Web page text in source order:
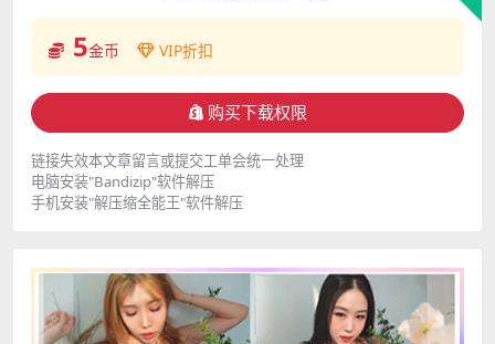
5金币 VIP折扣
购买下载权限
链接失效本文章留言或提交工单会统一处理
电脑安装"Bandizip"软件解压
手机安装"解压缩全能王"软件解压